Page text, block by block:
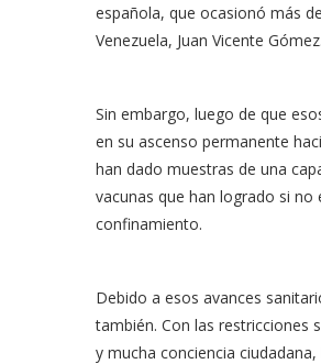
española, que ocasionó más
Venezuela, Juan Vicente Gómez.
Sin embargo, luego de que
en su ascenso permanente
han dado muestras de una
vacunas que han logrado si
confinamiento.
Debido a esos avances
también. Con las restricciones
y mucha conciencia